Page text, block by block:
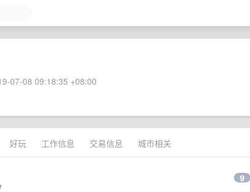
07-08 09:18:35 +08:00
好玩 工作信息 交易信息 城市相关
9